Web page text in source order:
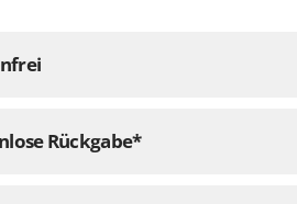
Rückgabe*